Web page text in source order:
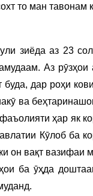
то ман тавонам
зиёда аз 23
Аз рӯзҳои
дар роҳи
ва
ҳар як
Кӯлоб ба
он вақт вазифаи
ба ӯҳда